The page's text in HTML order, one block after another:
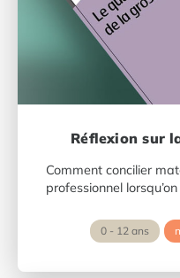
Réflexion sur
Comment concilier
professionnel
0 - 12 ans